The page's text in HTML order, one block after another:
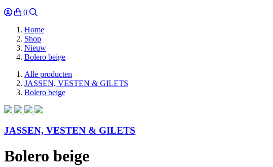
0
Home
Shop
Nieuw
Bolero beige
Alle producten
JASSEN, VESTEN & GILETS
Bolero beige
JASSEN, VESTEN & GILETS
Bolero beige